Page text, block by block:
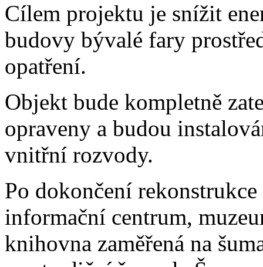
Cílem projektu je snížit
budovy bývalé fary
opatření.
Objekt bude kompletně
opraveny a budou
vnitřní rozvody.
Po dokončení
informační centrum,
knihovna zaměřená na